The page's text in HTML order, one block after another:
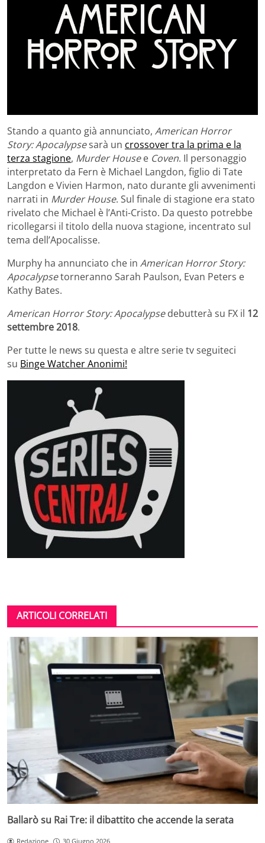
Stando a quanto già annunciato, American Horror
Story: Apocalypsesarà un crossover tra la prima e la
terza stagione, Murder Housee Coven. Il personaggio
interpretato da Fern è Michael Langdon, figlio di Tate
Langdon e Vivien Harmon, nato durante gli avvenimenti
narrati in Murder House. Sul finale di stagione era stato
rivelato che Michael è l’Anti-Cristo. Da questo potrebbe
ricollegarsi il titolo della nuova stagione, incentrato sul
tema dell’Apocalisse.
Murphy ha annunciato che in American Horror Story:
Apocalypsetorneranno Sarah Paulson, Evan Peters e
Kathy Bates.
American Horror Story: Apocalypsedebutterà su FX il 12
settembre 2018.
Per tutte le news su questa e altre serie tv seguiteci
su Binge Watcher Anonimi!
ARTICOLI CORRELATI
Ballarò su Rai Tre: il dibattito che accende la serata
Redazione 30 Giugno 2026